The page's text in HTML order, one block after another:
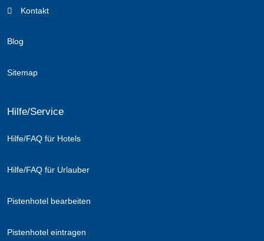
Kontakt
Blog
Sitemap
Hilfe/Service
Hilfe/FAQ für Hotels
Hilfe/FAQ für Urlauber
Pistenhotel bearbeiten
Pistenhotel eintragen